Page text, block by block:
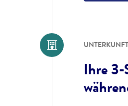
UNTERKUNFT
Ihre